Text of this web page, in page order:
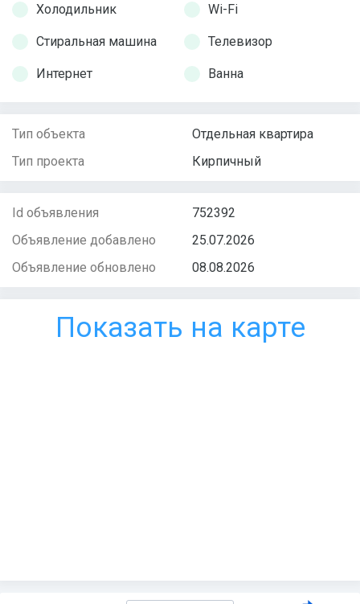
Холодильник
Стиральная машина
Интернет
Wi-Fi
Телевизор
Ванна
Тип объекта
Отдельная квартира
Тип проекта
Кирпичный
Id объявления
752392
Объявление добавлено
25.07.2026
Объявление обновлено
08.08.2026
Показать на карте